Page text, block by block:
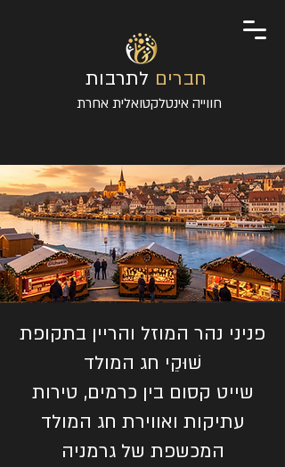
חברים לתרבות
חווייה אינטלקטואלית אחרת
פניני נהר המוזל והריין בתקופת
שׁוּקֵי חג המולד
שייט קסום בין כרמים, טירות
עתיקות ואווירת חג המולד
המכשפת של גרמניה